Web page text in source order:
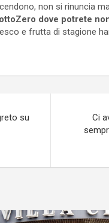
non si rinuncia
dove potrete
e frutta di stagione
su
Ci